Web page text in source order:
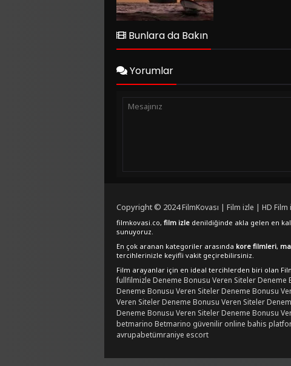
Bunlara da Bakın
Yorumlar
Copyright © 2024FilmKovası | Film izle | HD Film
filmkovasi.co, film izle denildiğinde akla gelen en
sunuyoruz.
En çok aranan kategoriler arasında kore filmleri,
tercihlerinizle keyifli vakit geçirebilirsiniz.
Film arayanlar için en ideal tercihlerden biri olan
fullfilmizle Deneme Bonusu Veren SitelerDeneme
Deneme Bonusu Veren SitelerDeneme Bonusu
Veren SitelerDeneme Bonusu Veren Siteler
Deneme Bonusu Veren SitelerDeneme Bonusu
betmarino Betmarino güvenilir online bahis
avrupabetümraniye escort